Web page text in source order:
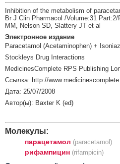
Inhibition of the metabolism of
Br J Clin Pharmacol /Volume:31
MM, Nelson SD, Slattery JT et al
Электронное издание
Paracetamol (Acetaminophen) +
Stockleys Drug Interactions
MedicinesComplete RPS Publishing
Ссылка: http://
Дата: 25/07/2008
Автор(ы): Baxter K (ed)
Молекулы:
парацетамол (paracetamol)
рифампицин (rifampicin)